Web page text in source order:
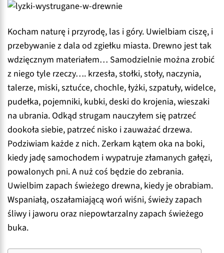
Kocham naturę i przyrodę, las i góry. Uwielbiam ciszę, i
przebywanie z dala od zgiełku miasta. Drewno jest tak
wdzięcznym materiałem… Samodzielnie można zrobić
z niego tyle rzeczy…. krzesła, stołki, stoły, naczynia,
talerze, miski, sztućce, chochle, łyżki, szpatuły, widelce,
pudełka, pojemniki, kubki, deski do krojenia, wieszaki
na ubrania. Odkąd strugam nauczyłem się patrzeć
dookoła siebie, patrzeć nisko i zauważać drzewa.
Podziwiam każde z nich. Zerkam kątem oka na boki,
kiedy jadę samochodem i wypatruje złamanych gałęzi,
powalonych pni. A nuż coś będzie do zebrania.
Uwielbim zapach świeżego drewna, kiedy je obrabiam.
Wspaniałą, oszałamiającą woń wiśni, świeży zapach
śliwy i jaworu oraz niepowtarzalny zapach świeżego
buka.